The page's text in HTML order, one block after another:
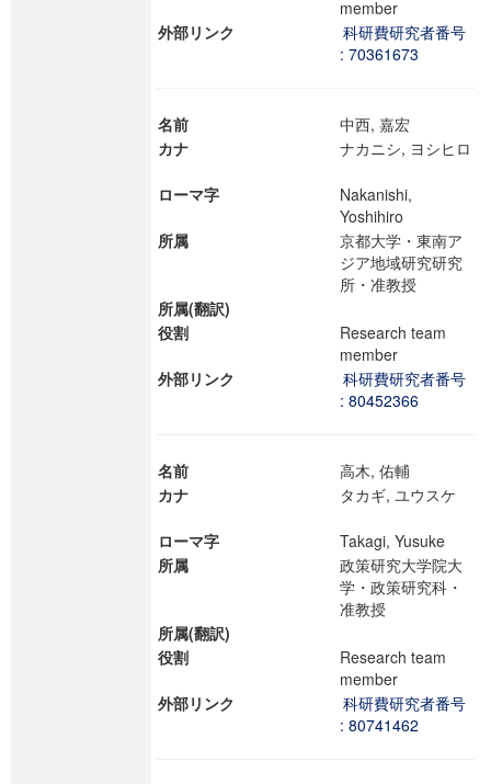
member
外部リンク
科研費研究者番号
: 70361673
名前
中西, 嘉宏
カナ
ナカニシ, ヨシヒロ
ローマ字
Nakanishi,
Yoshihiro
所属
京都大学・東南ア
ジア地域研究研究
所・准教授
所属(翻訳)
役割
Research team
member
外部リンク
科研費研究者番号
: 80452366
名前
高木, 佑輔
カナ
タカギ, ユウスケ
ローマ字
Takagi, Yusuke
所属
政策研究大学院大
学・政策研究科・
准教授
所属(翻訳)
役割
Research team
member
外部リンク
科研費研究者番号
: 80741462